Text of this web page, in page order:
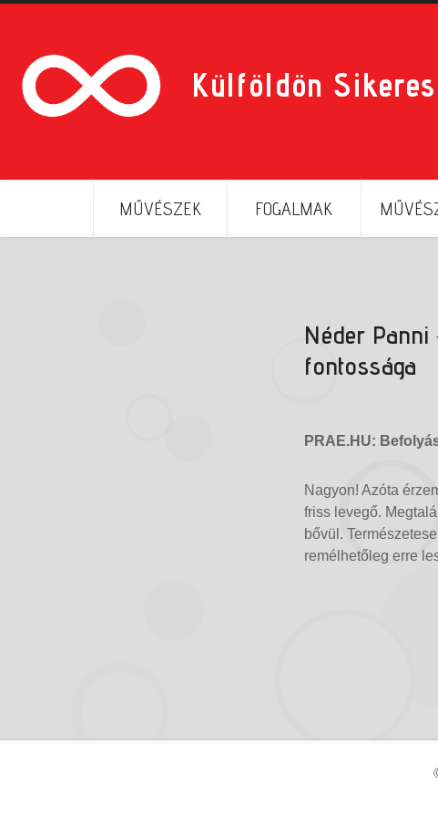
Külföldön
MŰVÉSZEK FOGALMAK
Néder
fontossága
PRAE.HU:
Nagyon! Azóta
friss levegő.
bővül.
remélhetőleg erre